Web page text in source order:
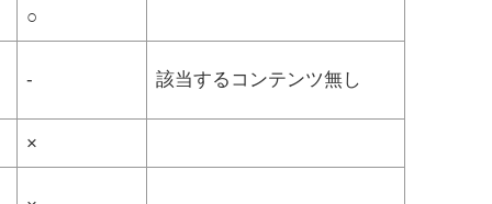
○
- 該当するコンテンツ無し
×